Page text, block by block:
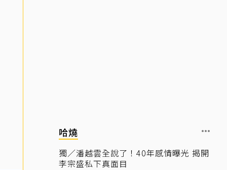
哈燒
獨／潘越雲全說了！40年感情曝光 揭開
李宗盛私下真面目